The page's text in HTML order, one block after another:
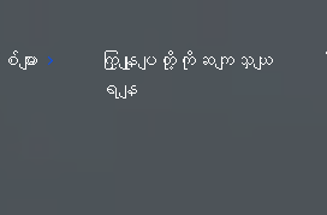
ား
ကြှနျုပျတို့ကိုဆကျသှယျ
ရနျ